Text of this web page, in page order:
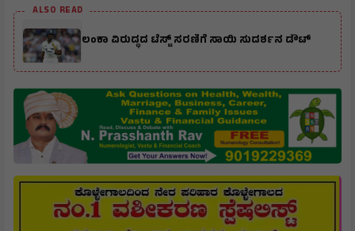
ALSO READ
ಲಂಕಾ ವಿರುದ್ಧದ ಟೆಸ್ಟ್ ಸರಣಿಗೆ ಸಾಯಿ ಸುದರ್ಶನ ಡೌಟ್